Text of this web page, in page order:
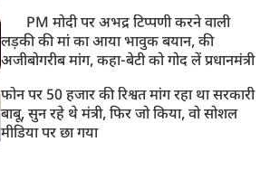
PM मोदी पर अभद्र टिप्पणी करने वाली
लड़की की मां का आया भावुक बयान, की
अजीबोगरीब मांग, कहा-बेटी को गोद लें प्रधानमंत्री
फोन पर 50 हजार की रिश्वत मांग रहा था सरकारी
बाबू, सुन रहे थे मंत्री, फिर जो किया, वो सोशल
मीडिया पर छा गया